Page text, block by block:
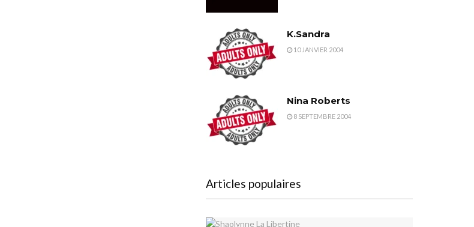
K.Sandra
10 JANVIER 2004
Nina Roberts
8 SEPTEMBRE 2004
Articles populaires